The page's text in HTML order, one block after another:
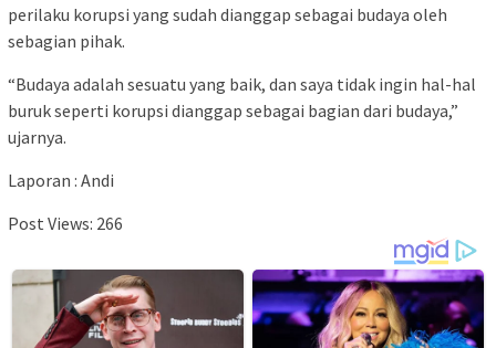
perilaku korupsi yang sudah dianggap sebagai budaya oleh
sebagian pihak.
“Budaya adalah sesuatu yang baik, dan saya tidak ingin hal-hal
buruk seperti korupsi dianggap sebagai bagian dari budaya,”
ujarnya.
Laporan : Andi
Post Views: 266